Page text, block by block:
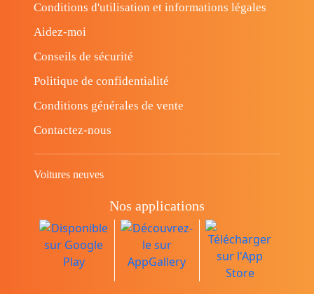
Conditions d'utilisation et informations légales
Aidez-moi
Conseils de sécurité
Politique de confidentialité
Conditions générales de vente
Contactez-nous
Voitures neuves
Nos applications